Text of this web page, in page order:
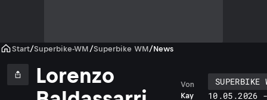
Start/Superbike-WM /Superbike WM/News
Lorenzo
Kay
Von
SUPERBIKE
10.05.2026